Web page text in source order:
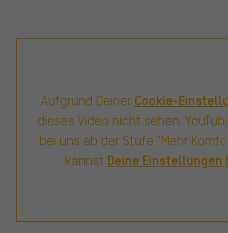
Aufgrund Deiner Cookie-
dieses Video nicht sehen.
bei uns ab der Stufe "Mehr
kannst Deine Einstellungen